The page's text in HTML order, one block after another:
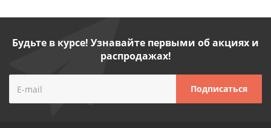
Будьте в курсе! Узнавайте первыми об акциях и
распродажах!